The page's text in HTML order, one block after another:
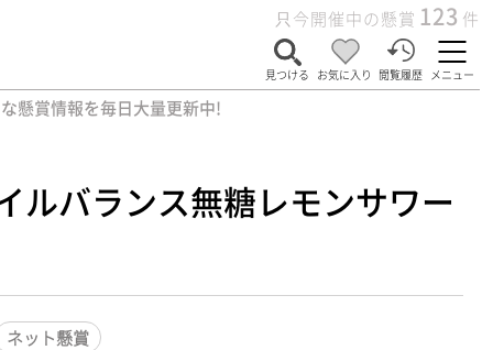
只今開催中の懸賞 123 件
見つける お気に入り 閲覧履歴 メニュー
懸賞情報を毎日大量更新中!
ルバランス無糖レモンサワー
ネット懸賞